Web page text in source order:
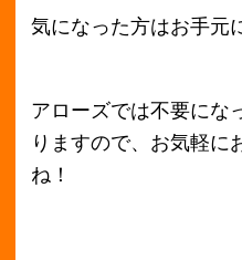
2018年6月
2018年5月